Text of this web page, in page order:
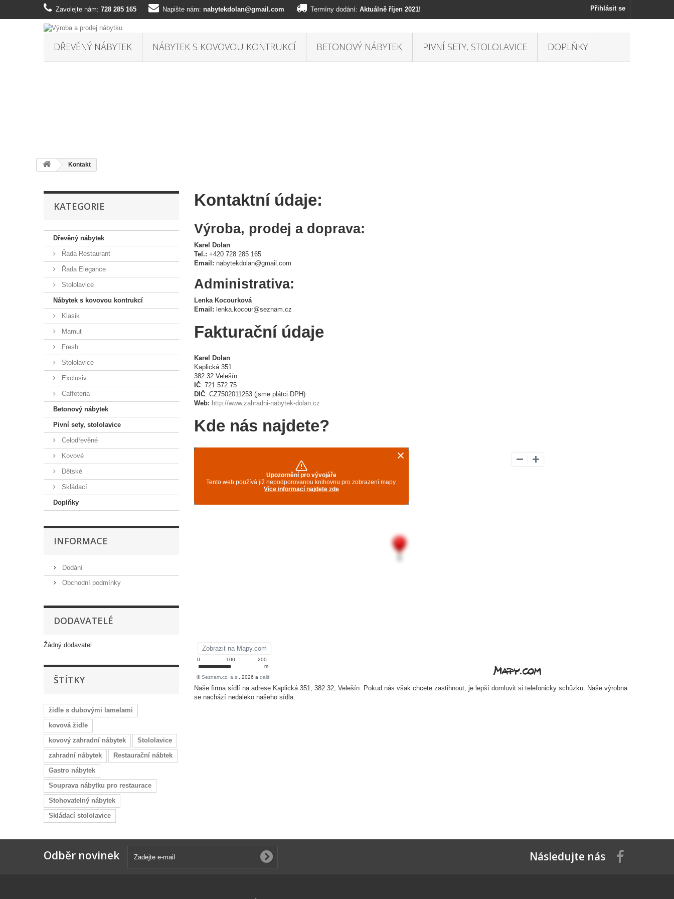
Přihlásit se
Zavolejte nám: 728 285 165 Napište nám: nabytekdolan@gmail.com Termíny dodání: Aktuálně říjen 2021!
DŘEVĚNÝ NÁBYTEK NÁBYTEK S KOVOVOU KONTRUKCÍ BETONOVÝ NÁBYTEK PIVNÍ SETY, STOLOLAVICE DOPLŇKY
Kontakt
KATEGORIE
Dřevěný nábytek
Řada Restaurant
Řada Elegance
Stololavice
Nábytek s kovovou kontrukcí
Klasik
Mamut
Fresh
Stololavice
Exclusiv
Caffeteria
Betonový nábytek
Pivní sety, stololavice
Celodřevěné
Kovové
Dětské
Skládací
Doplňky
INFORMACE
Dodání
Obchodní podmínky
DODAVATELÉ
Žádný dodavatel
ŠTÍTKY
židle s dubovými lamelami
kovová židle
kovový zahradní nábytek
Stololavice
zahradní nábytek
Restaurační nábtek
Gastro nábytek
Souprava nábytku pro restaurace
Stohovatelný nábytek
Skládací stololavice
Kontaktní údaje:
Výroba, prodej a doprava:
Karel Dolan
Tel.: +420 728 285 165
Email: nabytekdolan@gmail.com
Administrativa:
Lenka Kocourková
Email: lenka.kocour@seznam.cz
Fakturační údaje
Karel Dolan
Kaplická 351
382 32 Velešín
IČ: 721 572 75
DIČ: CZ7502011253 (jsme plátci DPH)
Web: http://www.zahradni-nabytek-dolan.cz
Kde nás najdete?
Naše firma sídlí na adrese Kaplická 351, 382 32, Velešín. Pokud nás však chcete zastihnout, je lepší domluvit si telefonicky schůzku. Naše výrobna
se nachází nedaleko našeho sídla.
Odběr novinek Následujte nás